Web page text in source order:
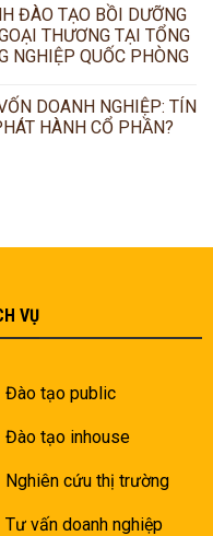
ĐÀO TẠO BỒI DƯỠNG
THƯƠNG TẠI TỔNG
NGHIỆP QUỐC PHÒNG
DOANH NGHIỆP: TÍN
HÀNH CỔ PHẦN?
VỤ
Đào tạo public
Đào tạo inhouse
Nghiên cứu thị trường
Tư vấn doanh nghiệp